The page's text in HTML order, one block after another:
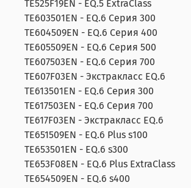
TE525F19EN - EQ.5 ExtraClass
TE603501EN - EQ.6 Серия 300
TE604509EN - EQ.6 Серия 400
TE605509EN - EQ.6 Серия 500
TE607503EN - EQ.6 Серия 700
TE607F03EN - Экстракласс EQ.6
TE613501EN - EQ.6 Серия 300
TE617503EN - EQ.6 Серия 700
TE617F03EN - Экстракласс EQ.6
TE651509EN - EQ.6 Plus s100
TE653501EN - EQ.6 s300
TE653F08EN - EQ.6 Plus ExtraClass
TE654509EN - EQ.6 s400